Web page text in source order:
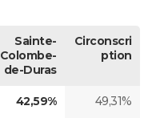
Sainte-
Colombe-
de-Duras
Circonscri
ption
42,59% 49,31%